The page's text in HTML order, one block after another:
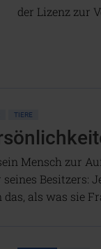
der Lizenz zur
TIERE
Mensch zur
Besitzers:
als was sie